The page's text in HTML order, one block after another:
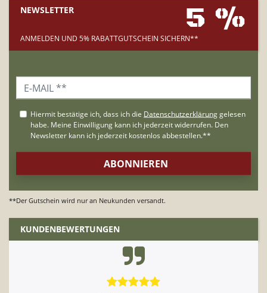
NEWSLETTER 5 %
ANMELDEN UND 5% RABATTGUTSCHEIN SICHERN**
**Der Gutschein wird nur an Neukunden versandt.
KUNDENBEWERTUNGEN